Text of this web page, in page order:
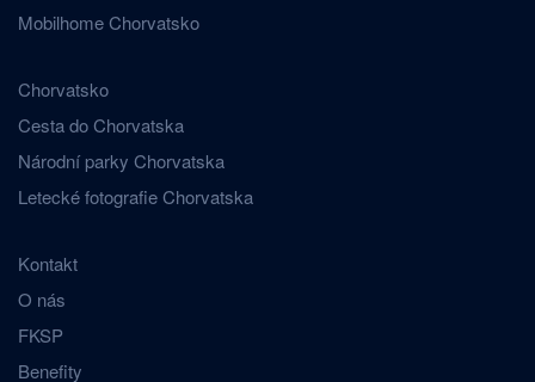
Mobilhome Chorvatsko
Chorvatsko
Cesta do Chorvatska
Národní parky Chorvatska
Letecké fotografie Chorvatska
Kontakt
O nás
FKSP
Benefity